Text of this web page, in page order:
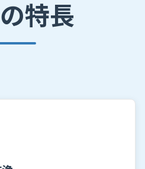
特長